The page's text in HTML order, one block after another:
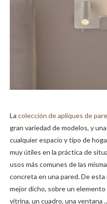
La colección de apliques de
gran variedad de modelos, y
cualquier espacio y tipo de
muy útiles en la práctica de
usos más comunes de las
concreta en una pared.De esta
mejor dicho, sobre un
vitrina, un cuadro, una ventana